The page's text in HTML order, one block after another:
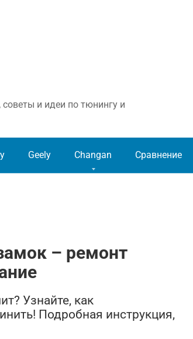
и идеи по тюнингу и
Geely Changan Сравнение
– ремонт
Узнайте, как
Подробная инструкция,